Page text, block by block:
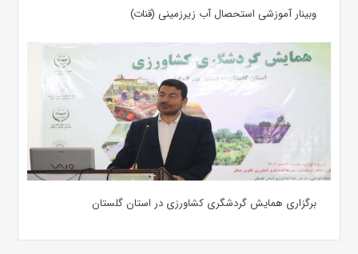
وبینار آموزشی استحصال آب زیرزمینی (قنات)
برگزاری همایش گردشگری کشاورزی در استان گلستان